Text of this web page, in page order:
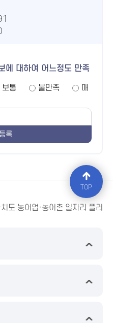
에 대하여 어느정도 만족
보통 불만족
매
도 농어업·농어촌 일자리 플러스
TOP